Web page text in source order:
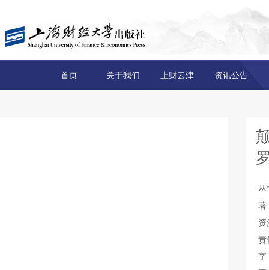
首页 关于我们 上财云津 资讯公告
丛
著
资
责